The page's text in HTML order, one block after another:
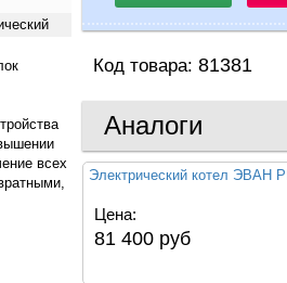
всех
Код товара: 81381
Аналоги
Электрический котел ЭВАН
Цена:
81 400 руб